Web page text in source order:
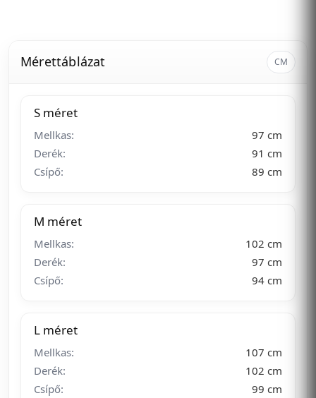
Mérettáblázat CM
S méret
Mellkas:
97 cm
Derék:
91 cm
Csípő:
89 cm
M méret
Mellkas:
102 cm
Derék:
97 cm
Csípő:
94 cm
L méret
Mellkas:
107 cm
Derék:
102 cm
Csípő:
99 cm